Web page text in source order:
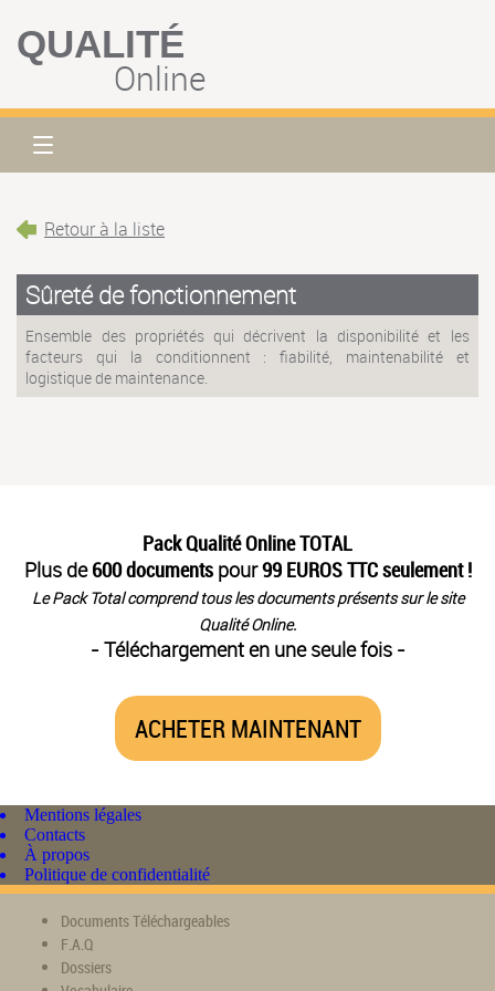
QUALITÉ
Online
Retour à la liste
Sûreté de fonctionnement
Ensemble des propriétés qui décrivent la disponibilité et les
facteurs qui la conditionnent : fiabilité, maintenabilité et
logistique de maintenance.
Pack Qualité Online TOTAL
Plus de600 documentspour99 EUROS TTC seulement !
Le Pack Total comprend tous les documents présents sur le site
Qualité Online.
- Téléchargement en une seule fois -
ACHETER MAINTENANT
Mentions légales
Contacts
À propos
Politique de confidentialité
Documents Téléchargeables
F.A.Q
Dossiers